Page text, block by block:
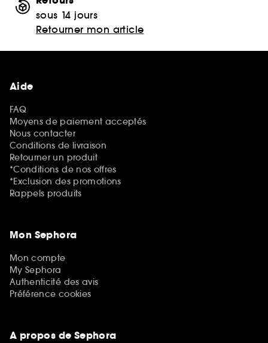
sous 14 jours
Retourner mon article
Aide
FAQ
Moyens de paiement acceptés
Nous contacter
Conditions de livraison
Retourner un produit
*Conditions de nos offres
*Exclusion des promotions
Rappels produits
Mon Sephora
Mon compte
My Sephora
Authenticité des avis
Préférence cookies
A propos de Sephora